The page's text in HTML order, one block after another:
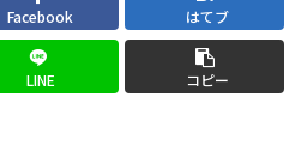
Facebook はてブ
LINE コピー